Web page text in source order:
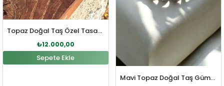
Topaz Doğal Taş Özel Tasarım Gümüş Kolye
₺12.000,00
Sepete Ekle
Mavi Topaz Doğal Taş Gümüş Bileklik